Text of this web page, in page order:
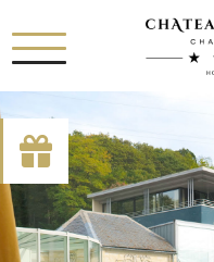
[availability_search
RUE HAUSTER